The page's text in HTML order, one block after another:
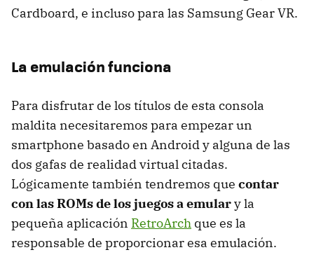
Cardboard, e incluso para las Samsung Gear VR.
La emulación funciona
Para disfrutar de los títulos de esta consola
maldita necesitaremos para empezar un
smartphone basado en Android y alguna de las
dos gafas de realidad virtual citadas.
Lógicamente también tendremos que contar
con las ROMs de los juegos a emulary la
pequeña aplicación RetroArch que es la
responsable de proporcionar esa emulación.